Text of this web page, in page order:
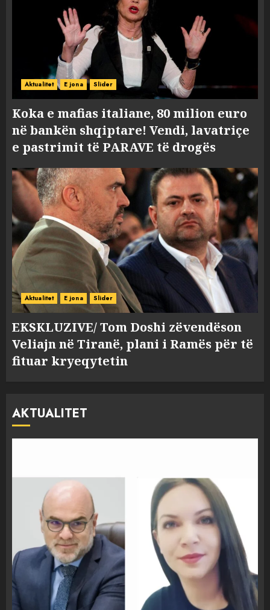
Aktualitet E jona Slider
Koka e mafias italiane, 80 milion euro
në bankën shqiptare! Vendi, lavatriçe
e pastrimit të PARAVE të drogës
Aktualitet E jona Slider
EKSKLUZIVE/ Tom Doshi zëvendëson
Veliajn në Tiranë, plani i Ramës për të
fituar kryeqytetin
AKTUALITET